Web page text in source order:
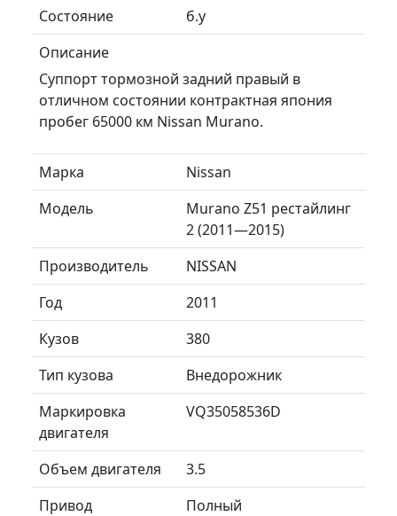
Состояние
б.у
Описание
Суппорт тормозной задний правый в
отличном состоянии контрактная япония
пробег 65000 км Nissan Murano.
Марка
Nissan
Модель
Murano Z51 рестайлинг
2 (2011—2015)
Производитель
NISSAN
Год
2011
Кузов
380
Тип кузова
Внедорожник
Маркировка
двигателя
VQ35058536D
Объем двигателя
3.5
Привод
Полный